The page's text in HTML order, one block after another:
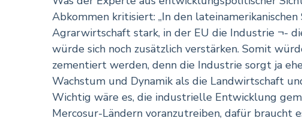
Abkommen kritisiert: „In den
Agrarwirtschaft stark, in der EU die Industrie ¬-
würde sich noch zusätzlich verstärken. Somit
zementiert werden, denn die Industrie sorgt ja
Wachstum und Dynamik als die Landwirtschaft
Wichtig wäre es, die industrielle Entwicklung
Mercosur-Ländern voranzutreiben, dafür braucht